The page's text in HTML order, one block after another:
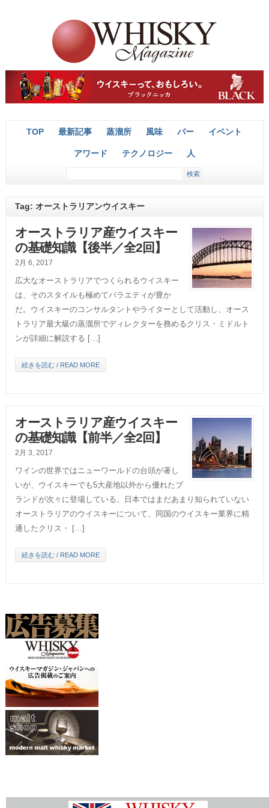
TOP 最新記事 蒸溜所 風味 バー イベント
アワード テクノロジー 人
Tag: オーストラリアンウイスキー
オーストラリア産ウイスキー
の基礎知識【後半／全2回】
2月 6, 2017
広大なオーストラリアでつくられるウイスキー
は、そのスタイルも極めてバラエティが豊か
だ。ウイスキーのコンサルタントやライターとして活動し、オース
トラリア最大級の蒸溜所でディレクターを務めるクリス・ミドルト
ンが詳細に解説する […]
続きを読む / READ MORE
オーストラリア産ウイスキー
の基礎知識【前半／全2回】
2月 3, 2017
ワインの世界ではニューワールドの台頭が著し
いが、ウイスキーでも5大産地以外から優れたブ
ランドが次々に登場している。日本ではまだあまり知られていない
オーストラリアのウイスキーについて、同国のウイスキー業界に精
通したクリス・ […]
続きを読む / READ MORE